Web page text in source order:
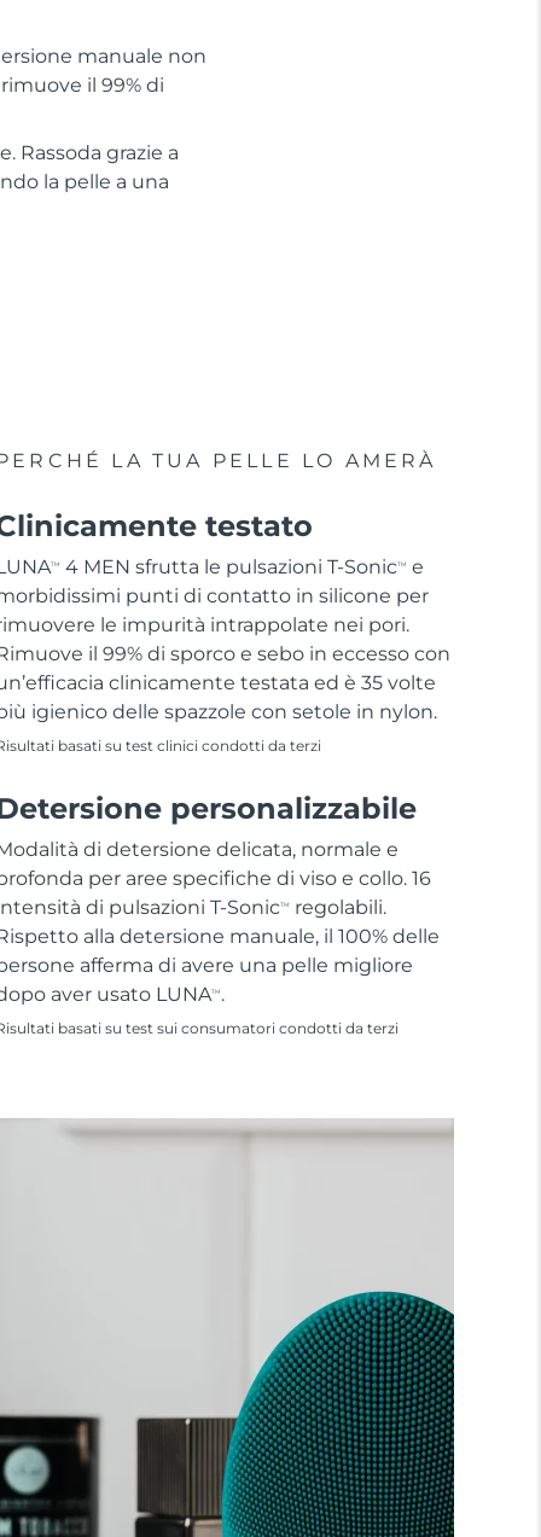
manuale non
il 99% di
Rassoda grazie a
la pelle a una
LA TUA PELLE LO AMERÀ
testato
TM 4 MEN sfrutta le pulsazioni T-SonicTM
e
punti di contatto in silicone per
le impurità intrappolate nei pori.
il 99% di sporco e sebo in eccesso con
clinicamente testata ed è 35 volte
igienico delle spazzole con setole in nylon.
basati su test clinici condotti da terzi
personalizzabile
di detersione delicata, normale e
per aree specifiche di viso e collo. 16
di pulsazioni T-SonicTM
regolabili.
alla detersione manuale, il 100% delle
afferma di avere una pelle migliore
aver usato LUNATM .
basati su test sui consumatori condotti da terzi